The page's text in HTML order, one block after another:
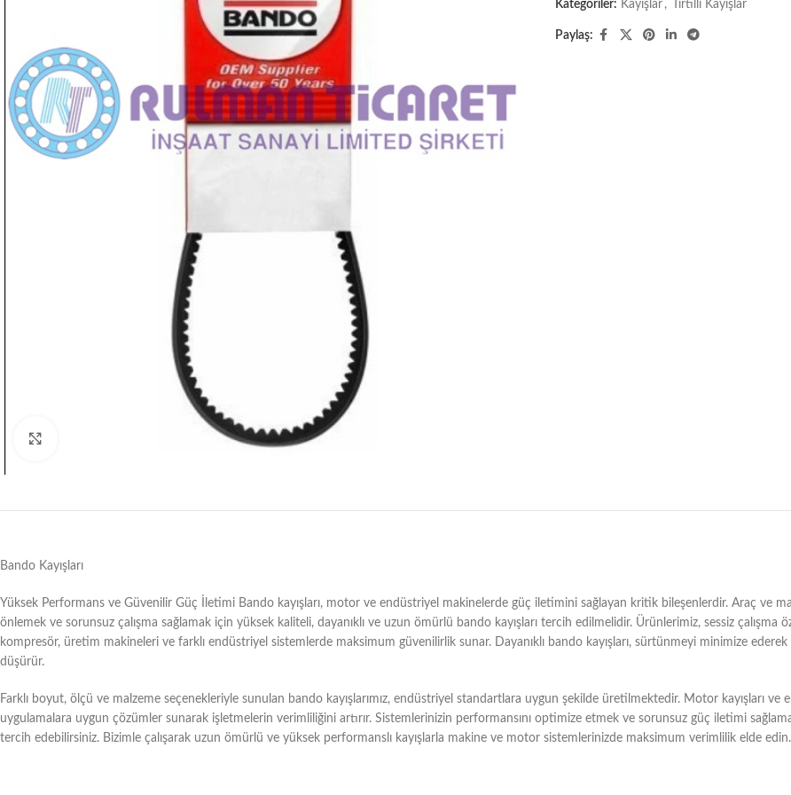
Kategoriler: Kayışlar , Tırtıllı Kayışlar
Paylaş:
Bando Kayışları
Yüksek Performans ve Güvenilir Güç İletimi Bando kayışları, motor ve endüstriyel makinelerde güç iletimini sağlayan kritik bileşenlerdir. Araç ve
önlemek ve sorunsuz çalışma sağlamak için yüksek kaliteli, dayanıklı ve uzun ömürlü bando kayışları tercih edilmelidir. Ürünlerimiz, sessiz
kompresör, üretim makineleri ve farklı endüstriyel sistemlerde maksimum güvenilirlik sunar. Dayanıklı bando kayışları, sürtünmeyi minimize
düşürür.
Farklı boyut, ölçü ve malzeme seçenekleriyle sunulan bando kayışlarımız, endüstriyel standartlara uygun şekilde üretilmektedir. Motor kayışları ve
uygulamalara uygun çözümler sunarak işletmelerin verimliliğini artırır. Sistemlerinizin performansını optimize etmek ve sorunsuz güç iletimi
tercih edebilirsiniz. Bizimle çalışarak uzun ömürlü ve yüksek performanslı kayışlarla makine ve motor sistemlerinizde maksimum verimlilik elde edin.